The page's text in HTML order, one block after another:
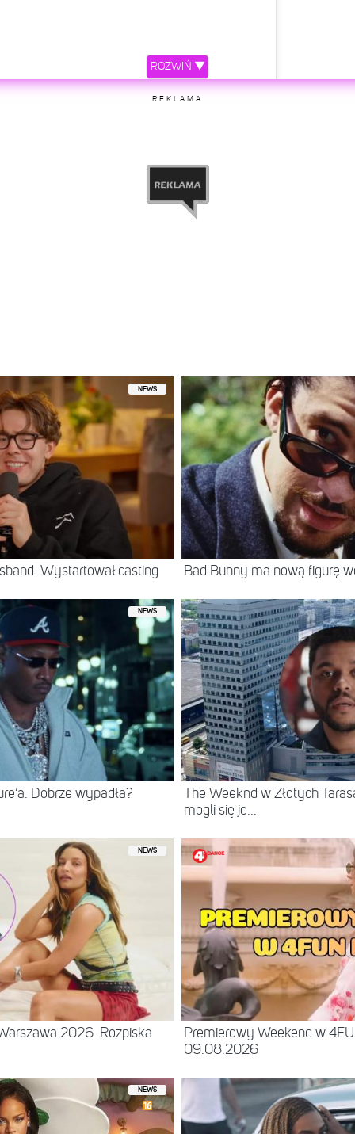
Remigiusz reZi Wierzgoń (@rezigiusz)
ROZWIŃ ▼
REKLAMA
NEWS
Wystartował casting Bad Bunny ma nową figurę
NEWS
Dobrze wypadła?
The Weeknd w Złotych
mogli się je...
NEWS
2026. Rozpiska
Premierowy Weekend w
09.08.2026
NEWS